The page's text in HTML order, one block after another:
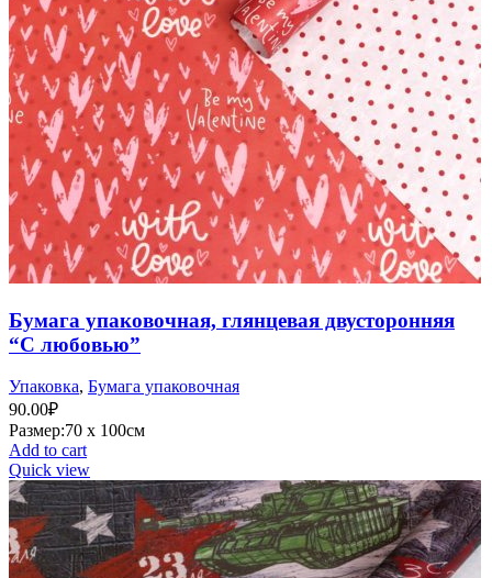
Бумага упаковочная, глянцевая двусторонняя
“С любовью”
Упаковка, Бумага упаковочная
90.00₽
Размер:70 х 100см
Add to cart
Quick view